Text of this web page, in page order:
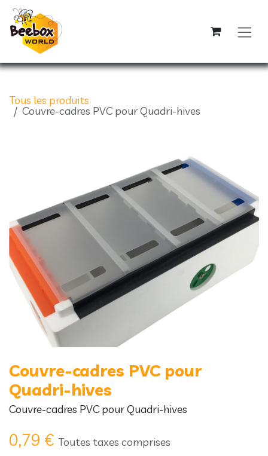
Se rendre au contenu
Tous les produits
Couvre-cadres PVC pour Quadri-hives
Couvre-cadres PVC pour
Quadri-hives
Couvre-cadres PVC pour Quadri-hives
0,79 € Toutes taxes comprises